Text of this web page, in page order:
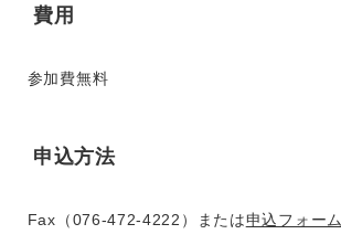
費用
参加費無料
申込方法
Fax（076-472-4222）または申込フォーム